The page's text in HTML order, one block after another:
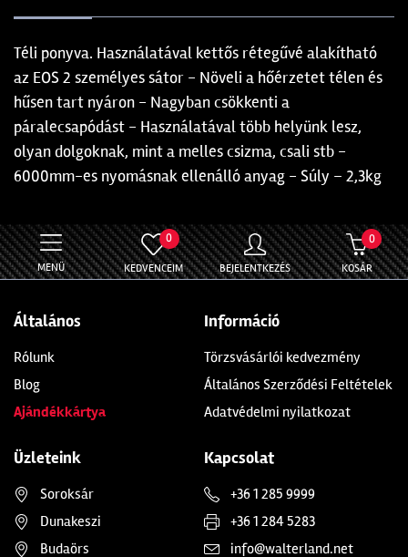
Téli ponyva. Használatával kettős rétegűvé alakítható
az EOS 2 személyes sátor - Növeli a hőérzetet télen és
hűsen tart nyáron - Nagyban csökkenti a
páralecsapódást - Használatával több helyünk lesz,
olyan dolgoknak, mint a melles csizma, csali stb -
6000mm-es nyomásnak ellenálló anyag - Súly – 2,3kg
MENÜ
0
KEDVENCEIM BEJELENTKEZÉS
0
KOSÁR
Általános
Rólunk
Blog
Ajándékkártya
Információ
Törzsvásárlói kedvezmény
Általános Szerződési Feltételek
Adatvédelmi nyilatkozat
Üzleteink
Soroksár
Dunakeszi
Budaörs
Kapcsolat
+36 1 285 9999
+36 1 284 5283
info@walterland.net